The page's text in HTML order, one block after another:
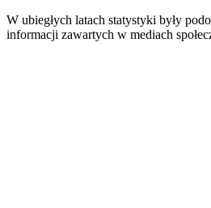
W ubiegłych latach statystyki były
informacji zawartych w mediach